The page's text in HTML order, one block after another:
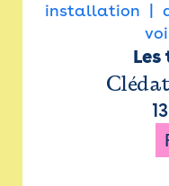
installation
13